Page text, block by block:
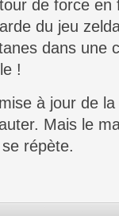
de force en
du jeu
dans une
!
à jour de
Mais le
répète.